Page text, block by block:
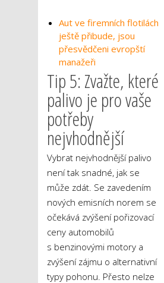
Aut ve firemních flotilách
ještě přibude, jsou
přesvědčeni evropští
manažeři
Tip 5: Zvažte, které
palivo je pro vaše
potřeby
nejvhodnější
Vybrat nejvhodnější palivo
není tak snadné, jak se
může zdát. Se zavedením
nových emisních norem se
očekává zvýšení pořizovací
ceny automobilů
s benzinovými motory a
zvýšení zájmu o alternativní
typy pohonu. Přesto nelze